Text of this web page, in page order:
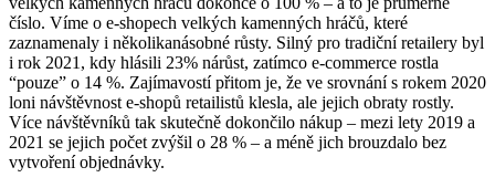
číslo. Víme o e-shopech velkých kamenných hráčů, které
zaznamenaly i několikanásobné růsty. Silný pro tradiční retailery byl
i rok 2021, kdy hlásili 23% nárůst, zatímco e-commerce rostla
“pouze” o 14 %. Zajímavostí přitom je, že ve srovnání s rokem 2020
loni návštěvnost e-shopů retailistů klesla, ale jejich obraty rostly.
Více návštěvníků tak skutečně dokončilo nákup – mezi lety 2019 a
2021 se jejich počet zvýšil o 28 % – a méně jich brouzdalo bez
vytvoření objednávky.